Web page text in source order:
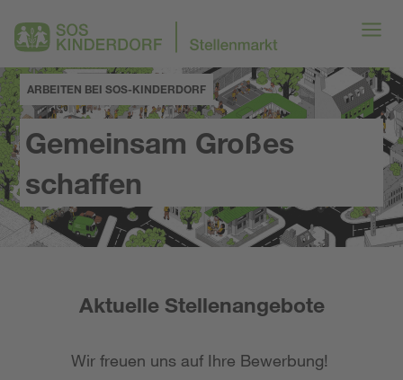
ARBEITEN BEI SOS-KINDERDORF
Gemeinsam Großes
schaffen
Aktuelle Stellenangebote
Wir freuen uns auf Ihre Bewerbung!